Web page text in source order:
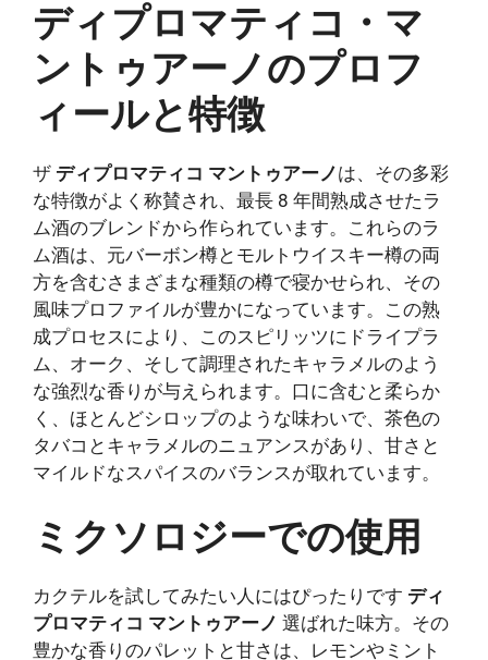
ディプロマティコ・マ
ントゥアーノのプロフ
ィールと特徴
ザ ディプロマティコ マントゥアーノは、その多彩
な特徴がよく称賛され、最長 8 年間熟成させたラ
ム酒のブレンドから作られています。これらのラ
ム酒は、元バーボン樽とモルトウイスキー樽の両
方を含むさまざまな種類の樽で寝かせられ、その
風味プロファイルが豊かになっています。この熟
成プロセスにより、このスピリッツにドライプラ
ム、オーク、そして調理されたキャラメルのよう
な強烈な香りが与えられます。口に含むと柔らか
く、ほとんどシロップのような味わいで、茶色の
タバコとキャラメルのニュアンスがあり、甘さと
マイルドなスパイスのバランスが取れています。
ミクソロジーでの使用
カクテルを試してみたい人にはぴったりです ディ
プロマティコ マントゥアーノ 選ばれた味方。その
豊かな香りのパレットと甘さは、レモンやミント